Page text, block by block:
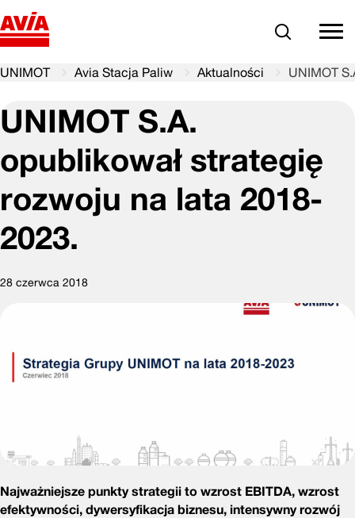
Szukaj
UNIMOT Avia Stacja Paliw Aktualności UNIMOT
UNIMOT S.A.
opublikował strategię
rozwoju na lata 2018-
2023.
28 czerwca 2018
Najważniejsze punkty strategii to wzrost EBITDA, wzrost
efektywności, dywersyfikacja biznesu, intensywny rozwój